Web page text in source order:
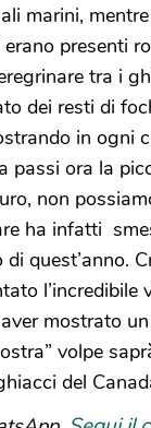
marini,
presenti
tra i
dei resti di
in ogni
passi ora la
non
ha infatti
quest’anno.
l’incredibile
mostrato
volpe
del